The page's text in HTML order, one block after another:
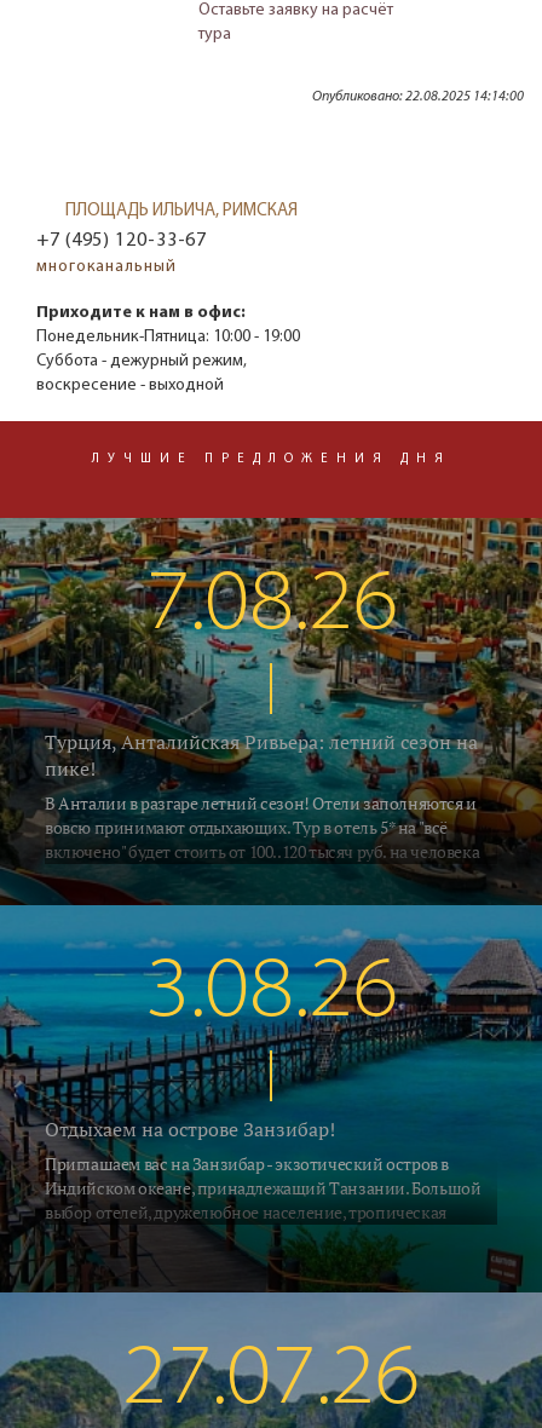
Оставьте заявку на расчёт
тура
Опубликовано: 22.08.2025 14:14:00
ПЛОЩАДЬ ИЛЬИЧА, РИМСКАЯ
+7 (495) 120-33-67
многоканальный
Приходите к нам в офис:
Понедельник-Пятница: 10:00 - 19:00
Суббота - дежурный режим,
воскресение - выходной
ЛУЧШИЕ ПРЕДЛОЖЕНИЯ ДНЯ
7.08.26
Турция, Анталийская Ривьера: летний сезон на
пике!
В Анталии в разгаре летний сезон! Отели заполняются и
вовсю принимают отдыхающих. Тур в отель 5* на "всё
включено" будет стоить от 100..120 тысяч руб. на человека
за неделю, включая перелёт и трансфер. Погода летняя -
воздух в это время прогревается до 33..35°C, а водичка в
южных регионах Алании и Сиде 26..28°C. В Кемере на
градус прохладнее... Поехали на отдых!
3.08.26
Отдыхаем на острове Занзибар!
Приглашаем вас на Занзибар - экзотический остров в
Индийском океане, принадлежащий Танзании. Большой
выбор отелей, дружелюбное население, тропическая
природа и, конечно, песчаные пляжи привлекают на
Занзибар ежегодно десятки тысяч туристов со всех концов
Земли. С 2 июля на остров выполняет прямые рейсы а\к Air
удобными стыковками по хорошим ценам. Мы предлагаем
воспользоваться этой возможностью и рвануть на отдых в
Африку.
27.07.26